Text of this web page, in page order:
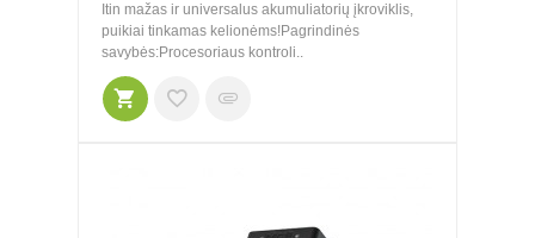
Itin mažas ir universalus akumuliatorių įkroviklis,
puikiai tinkamas kelionėms!Pagrindinės
savybės:Procesoriaus kontroli..